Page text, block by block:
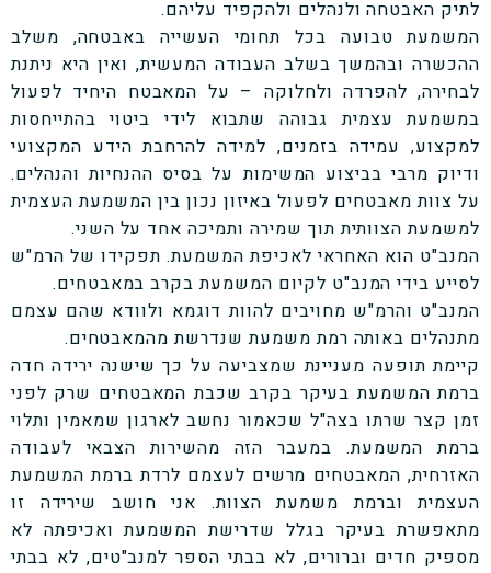
לתיק האבטחה ולנהלים ולהקפיד עליהם.
המשמעת טבועה בכל תחומי העשייה באבטחה, משלב
ההכשרה ובהמשך בשלב העבודה המעשית, ואין היא ניתנת
לבחירה, להפרדה ולחלוקה – על המאבטח היחיד לפעול
במשמעת עצמית גבוהה שתבוא לידי ביטוי בהתייחסות
למקצוע, עמידה בזמנים, למידה להרחבת הידע המקצועי
ודיוק מרבי בביצוע המשימות על בסיס ההנחיות והנהלים.
על צוות מאבטחים לפעול באיזון נכון בין המשמעת העצמית
למשמעת הצוותית תוך שמירה ותמיכה אחד על השני.
המנב"ט הוא האחראי לאכיפת המשמעת. תפקידו של הרמ"ש
לסייע בידי המנב"ט לקיום המשמעת בקרב במאבטחים.
המנב"ט והרמ"ש מחויבים להוות דוגמא ולוודא שהם עצמם
מתנהלים באותה רמת משמעת שנדרשת מהמאבטחים.
קיימת תופעה מעניינת שמצביעה על כך שישנה ירידה חדה
ברמת המשמעת בעיקר בקרב שכבת המאבטחים שרק לפני
זמן קצר שרתו בצה"ל שכאמור נחשב לארגון שמאמין ותלוי
ברמת המשמעת. במעבר הזה מהשירות הצבאי לעבודה
האזרחית, המאבטחים מרשים לעצמם לרדת ברמת המשמעת
העצמית וברמת משמעת הצוות. אני חושב שירידה זו
מתאפשרת בעיקר בגלל שדרישת המשמעת ואכיפתה לא
מספיק חדים וברורים, לא בבתי הספר למנב"טים, לא בבתי